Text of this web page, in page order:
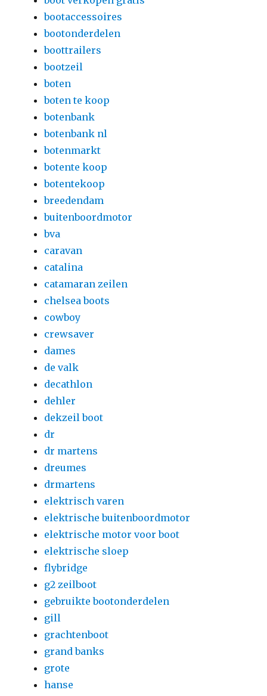
bootaccessoires
bootonderdelen
boottrailers
bootzeil
boten
boten te koop
botenbank
botenbank nl
botenmarkt
botente koop
botentekoop
breedendam
buitenboordmotor
bva
caravan
catalina
catamaran zeilen
chelsea boots
cowboy
crewsaver
dames
de valk
decathlon
dehler
dekzeil boot
dr
dr martens
dreumes
drmartens
elektrisch varen
elektrische buitenboordmotor
elektrische motor voor boot
elektrische sloep
flybridge
g2 zeilboot
gebruikte bootonderdelen
gill
grachtenboot
grand banks
grote
hanse